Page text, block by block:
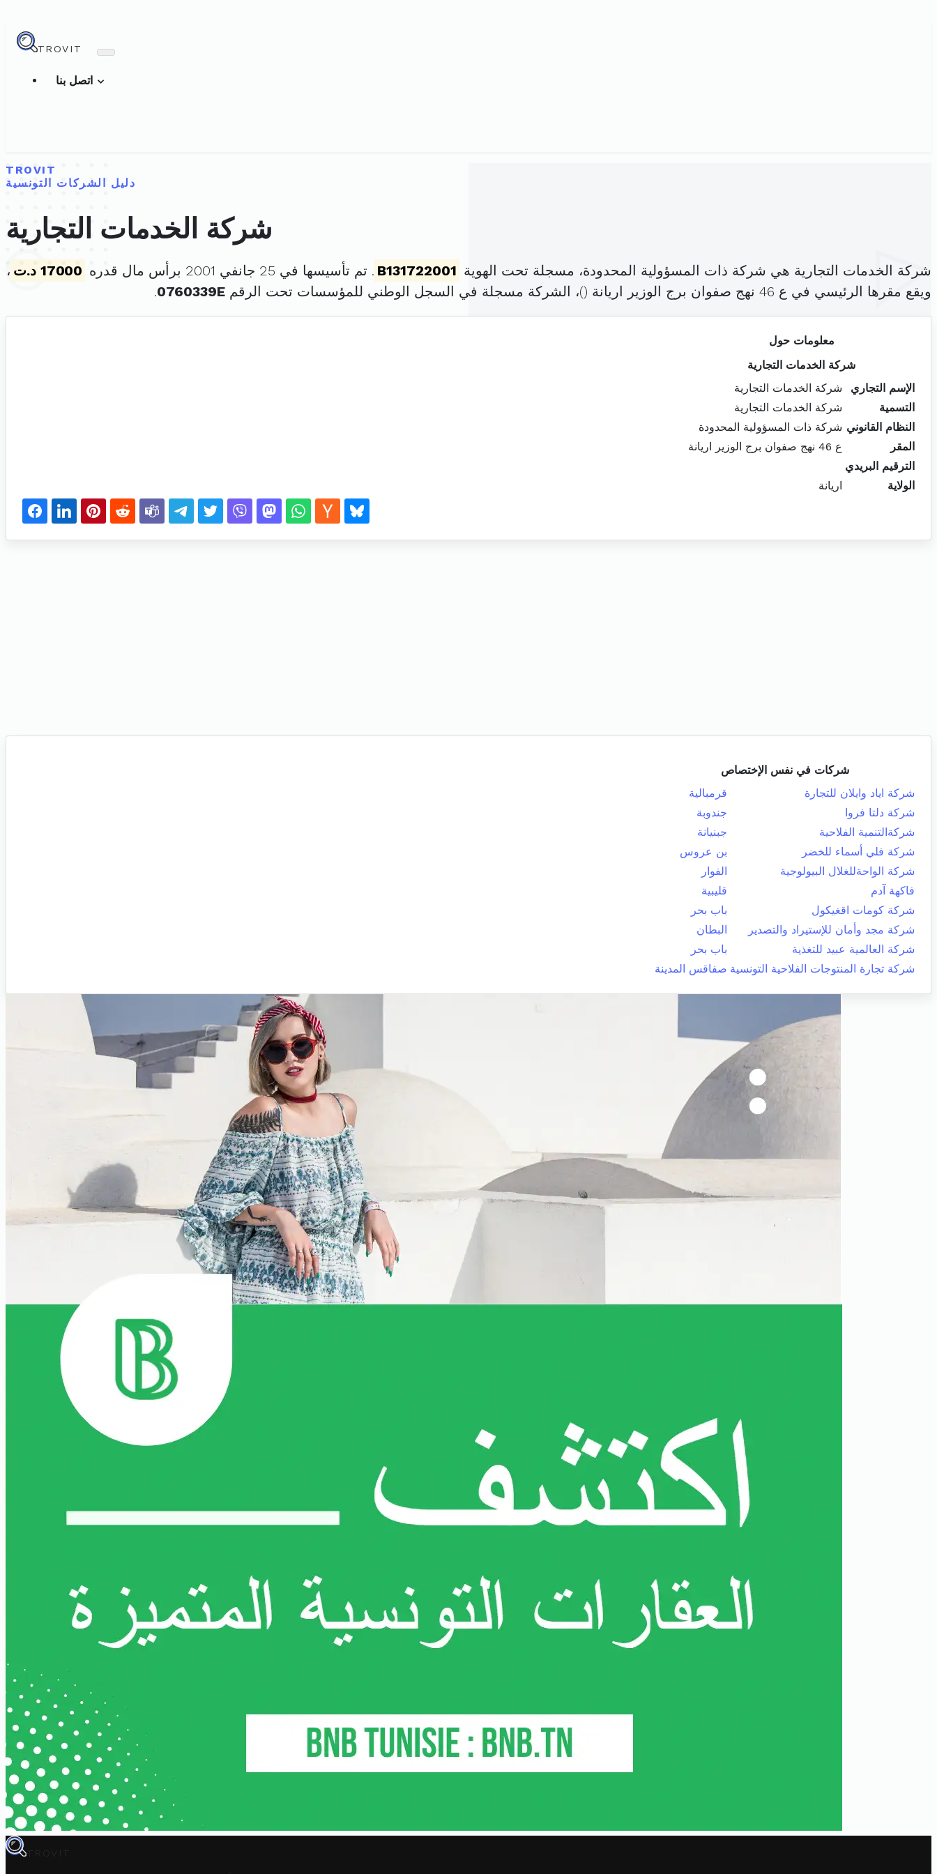
TROVIT
TROVIT
دليل الشركات التونسية
شركة الخدمات التجارية
شركة الخدمات التجارية هي شركة ذات المسؤولية المحدودة، مسجلة تحت الهوية B131722001 . تم تأسيسها في 25 جانفي 2001 برأس مال قدره 17000 د.ت
،
ويقع مقرها الرئيسي في ع 46 نهج صفوان برج الوزير اريانة (
)، الشركة مسجلة في السجل الوطني للمؤسسات تحت الرقم 0760339E
.
معلومات حول
شركة الخدمات التجارية
الإسم التجاري
شركة الخدمات التجارية
التسمية
شركة الخدمات التجارية
النظام القانوني شركة ذات المسؤولية المحدودة
المقر
ع 46 نهج صفوان برج الوزير اريانة
الترقيم البريدي
الولاية
اريانة
شركات في نفس الإختصاص
شركة اياد وايلان للتجارة
قرمبالية
شركة دلتا فروا
جندوبة
شركةالتنمية الفلاحية
جبنيانة
شركة فلي أسماء للخضر
بن عروس
شركة الواحةللغلال البيولوجية
الفوار
فاكهة آدم
قليبية
شركة كومات اقغيكول
باب بحر
شركة مجد وأمان للإستيراد والتصدير
البطان
شركة العالمية عبيد للتغذية
باب بحر
شركة تجارة المنتوجات الفلاحية التونسية صفاقس المدينة
TROVIT